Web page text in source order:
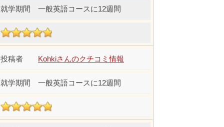
一般英語コースに12週間
Kohkiさんのクチコミ情報
一般英語コースに12週間